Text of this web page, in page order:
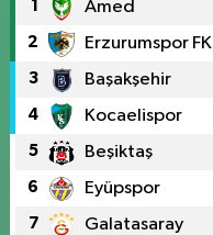
1 Amed
2 Erzurumspor FK
3 Başakşehir
4 Kocaelispor
5 Beşiktaş
6 Eyüpspor
7 Galatasaray